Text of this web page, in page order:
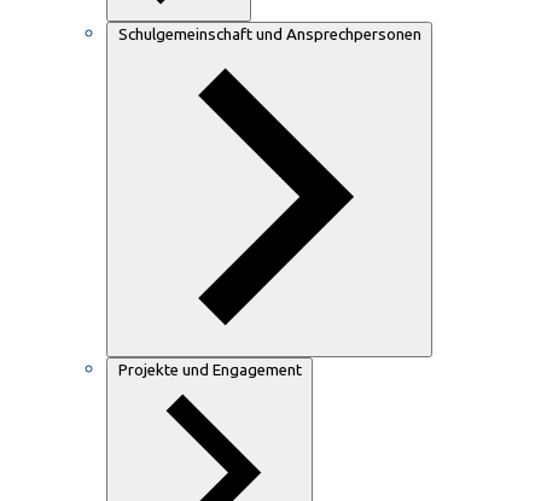
Schulgemeinschaft und Ansprechpersonen
Projekte und Engagement